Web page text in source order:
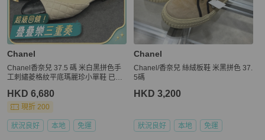
Chanel
Chanel香奈兒 37.5 碼 米白黑拼色手
工刺繡菱格紋平底瑪麗珍小單鞋 已護
HKD 6,680
現折 200
狀況良好 本地 免運
Chanel
Chanel/香奈兒 絲絨板鞋 米黑拼色 37.
5碼
HKD 3,200
狀況良好 本地 免運